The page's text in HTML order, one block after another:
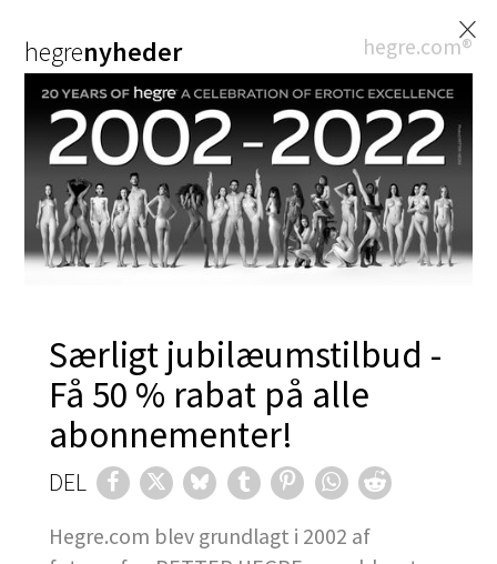
×
hegrenyheder hegre.com®
Særligt jubilæumstilbud -
Få 50 % rabat på alle
abonnementer!
DEL
Hegre.com blev grundlagt i 2002 af